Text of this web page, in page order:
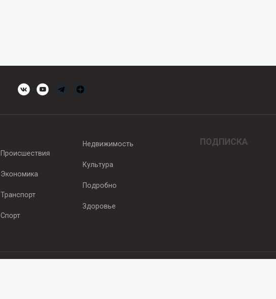
Происшествия
Экономика
Транспорт
Спорт
Недвижимость
Культура
Подробно
Здоровье
ПОДПИСКА